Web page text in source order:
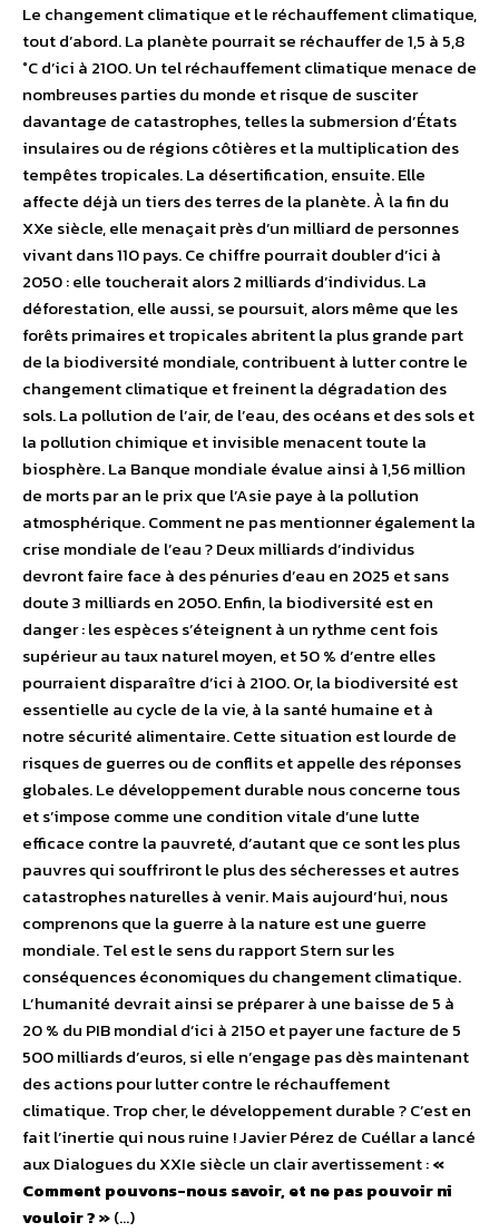
Le changement climatique et le réchauffement climatique,
tout d’abord. La planète pourrait se réchauffer de 1,5 à 5,8
°C d’ici à 2100. Un tel réchauffement climatique menace de
nombreuses parties du monde et risque de susciter
davantage de catastrophes, telles la submersion d’États
insulaires ou de régions côtières et la multiplication des
tempêtes tropicales. La désertification, ensuite. Elle
affecte déjà un tiers des terres de la planète. À la fin du
XXe siècle, elle menaçait près d’un milliard de personnes
vivant dans 110 pays. Ce chiffre pourrait doubler d’ici à
2050 : elle toucherait alors 2 milliards d’individus. La
déforestation, elle aussi, se poursuit, alors même que les
forêts primaires et tropicales abritent la plus grande part
de la biodiversité mondiale, contribuent à lutter contre le
changement climatique et freinent la dégradation des
sols. La pollution de l’air, de l’eau, des océans et des sols et
la pollution chimique et invisible menacent toute la
biosphère. La Banque mondiale évalue ainsi à 1,56 million
de morts par an le prix que l’Asie paye à la pollution
atmosphérique. Comment ne pas mentionner également la
crise mondiale de l’eau ? Deux milliards d’individus
devront faire face à des pénuries d’eau en 2025 et sans
doute 3 milliards en 2050. Enfin, la biodiversité est en
danger : les espèces s’éteignent à un rythme cent fois
supérieur au taux naturel moyen, et 50 % d’entre elles
pourraient disparaître d’ici à 2100. Or, la biodiversité est
essentielle au cycle de la vie, à la santé humaine et à
notre sécurité alimentaire. Cette situation est lourde de
risques de guerres ou de conflits et appelle des réponses
globales. Le développement durable nous concerne tous
et s’impose comme une condition vitale d’une lutte
efficace contre la pauvreté, d’autant que ce sont les plus
pauvres qui souffriront le plus des sécheresses et autres
catastrophes naturelles à venir. Mais aujourd’hui, nous
comprenons que la guerre à la nature est une guerre
mondiale. Tel est le sens du rapport Stern sur les
conséquences économiques du changement climatique.
L’humanité devrait ainsi se préparer à une baisse de 5 à
20 % du PIB mondial d’ici à 2150 et payer une facture de 5
500 milliards d’euros, si elle n’engage pas dès maintenant
des actions pour lutter contre le réchauffement
climatique. Trop cher, le développement durable ? C’est en
fait l’inertie qui nous ruine ! Javier Pérez de Cuéllar a lancé
aux Dialogues du XXIe siècle un clair avertissement :«
Comment pouvons-nous savoir, et ne pas pouvoir ni
vouloir ? »(…)